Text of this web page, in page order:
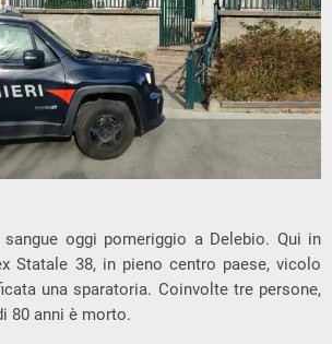
oggi pomeriggio a Delebio. Qui in
Statale 38, in pieno centro paese, vicolo
una sparatoria. Coinvolte tre persone,
80 anni è morto.